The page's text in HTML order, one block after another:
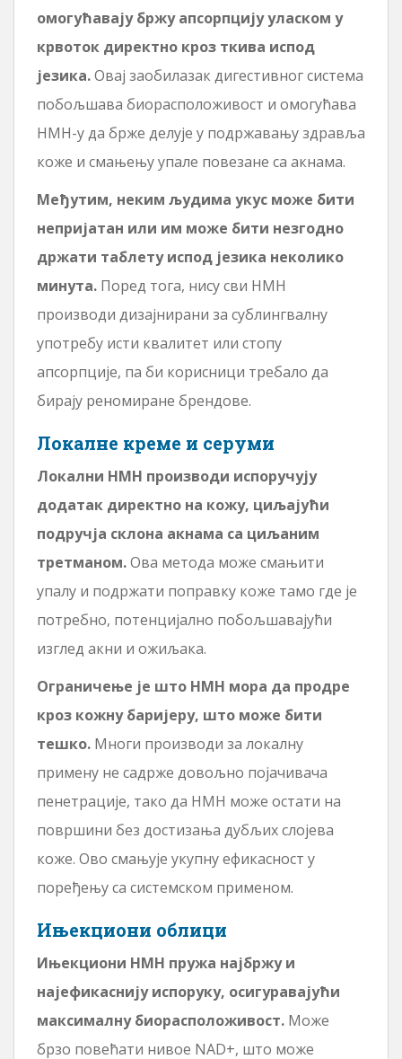
омогућавају бржу апсорпцију уласком у
крвоток директно кроз ткива испод
језика.Овај заобилазак дигестивног система
побољшава биорасположивост и омогућава
НМН-у да брже делује у подржавању здравља
коже и смањењу упале повезане са акнама.
Међутим, неким људима укус може бити
непријатан или им може бити незгодно
држати таблету испод језика неколико
минута. Поред тога, нису сви НМН
производи дизајнирани за сублингвалну
употребу исти квалитет или стопу
апсорпције, па би корисници требало да
бирају реномиране брендове.
Локалне креме и серуми
Локални НМН производи испоручују
додатак директно на кожу, циљајући
подручја склона акнама са циљаним
третманом.Ова метода може смањити
упалу и подржати поправку коже тамо где је
потребно, потенцијално побољшавајући
изглед акни и ожиљака.
Ограничење је што НМН мора да продре
кроз кожну баријеру, што може бити
тешко. Многи производи за локалну
примену не садрже довољно појачивача
пенетрације, тако да НМН може остати на
површини без достизања дубљих слојева
коже. Ово смањује укупну ефикасност у
поређењу са системском применом.
Ињекциони облици
Ињекциони НМН пружа најбржу и
најефикаснију испоруку, осигуравајући
максималну биорасположивост. Може
брзо повећати нивое NAD+, што може